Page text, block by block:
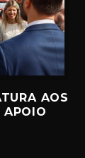
AOS
APOIO